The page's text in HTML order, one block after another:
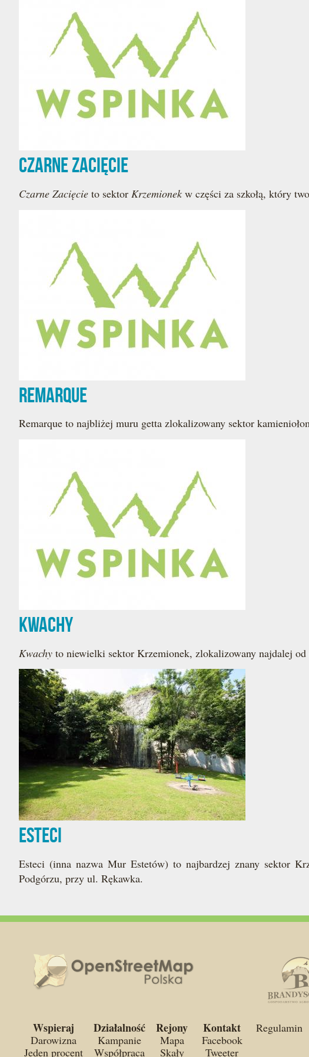
Czarne Zacięcie
Czarne Zacięcie to sektor Krzemionek w części za szkołą, który
Remarque
Remarque to najbliżej muru getta zlokalizowany sektor
Kwachy
Kwachy to niewielki sektor Krzemionek, zlokalizowany najdalej od
Esteci
Esteci (inna nazwa Mur Estetów) to najbardzej znany sektor
Podgórzu, przy ul. Rękawka.
Wspieraj
Darowizna
Jeden procent
Działalność
Kampanie
Współpraca
Rejony
Mapa
Skały
Kontakt
Facebook
Tweeter
Regulamin